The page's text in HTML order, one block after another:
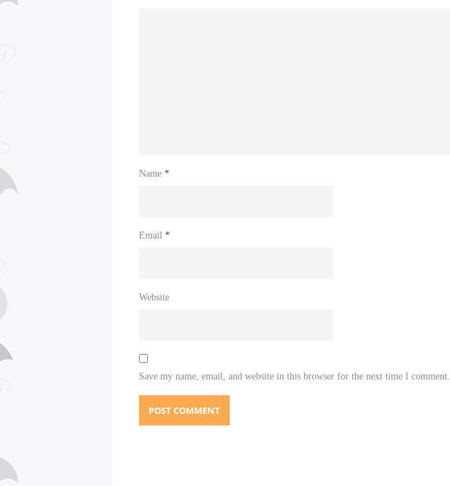
Name *
Email *
Website
Save my name, email, and website in this browser for the next time I comment.